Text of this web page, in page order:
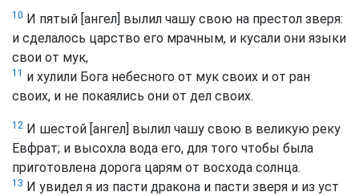
10 И пятый [ангел] вылил чашу свою на престол зверя:
и сделалось царство его мрачным, и кусали они языки
свои от мук,
11 и хулили Бога небесного от мук своих и от ран
своих, и не покаялись они от дел своих.
12 И шестой [ангел] вылил чашу свою в великую реку
Евфрат; и высохла вода его, для того чтобы была
приготовлена дорога царям от восхода солнца.
13 И увидел я из пасти дракона и пасти зверя и из уст